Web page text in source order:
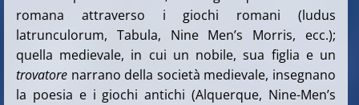
romana attraverso i giochi romani (ludus
latrunculorum, Tabula, Nine Men’s Morris, ecc.);
quella medievale, in cui un nobile, sua figlia e un
trovatore narrano della società medievale, insegnano
la poesia e i giochi antichi (Alquerque, Nine-Men’s